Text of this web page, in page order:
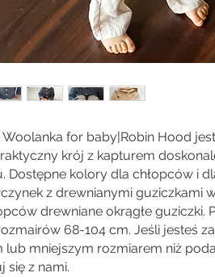
for baby|Robin Hood
krój z kapturem
Dostępne kolory dla chłopców i
z drewnianymi guziczkami
drewniane okrągłe guziczki.
68-104 cm. Jeśli jesteś
lub mniejszym rozmiarem niż
się z nami.